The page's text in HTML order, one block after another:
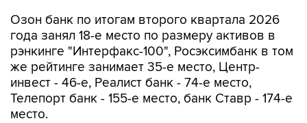
Озон банк по итогам второго квартала 2026
года занял 18-е место по размеру активов в
рэнкинге "Интерфакс-100", Росэксимбанк в том
же рейтинге занимает 35-е место, Центр-
инвест - 46-е, Реалист банк - 74-е место,
Телепорт банк - 155-е место, банк Ставр - 174-е
место.